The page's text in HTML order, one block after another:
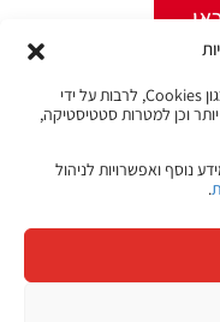
באתר זה נעשה שימוש בטכנולוגיות איסוף מידע כגון Cookies, לרבות על ידי
וכן למטרות סטטיסטיקה,
נוסף ואפשרויות לניהול
.